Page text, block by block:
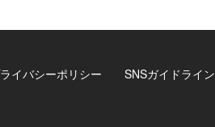
イバシーポリシー SNSガイドライン